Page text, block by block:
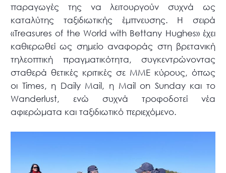
παραγωγές της να λειτουργούν συχνά ως
καταλύτης ταξιδιωτικής έμπνευσης. Η σειρά
«Treasures of the World with Bettany Hughes» έχει
καθιερωθεί ως σημείο αναφοράς στη βρετανική
τηλεοπτική πραγματικότητα, συγκεντρώνοντας
σταθερά θετικές κριτικές σε ΜΜΕ κύρους, όπως
οι Times, η Daily Mail, η Mail on Sunday και το
Wanderlust, ενώ συχνά τροφοδοτεί νέα
αφιερώματα και ταξιδιωτικό περιεχόμενο.